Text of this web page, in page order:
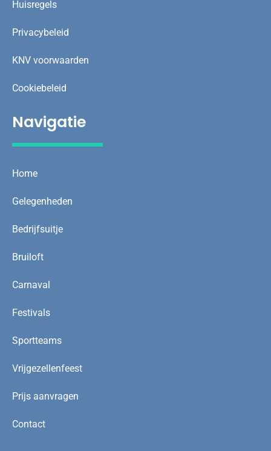
Huisregels
Privacybeleid
KNV voorwaarden
Cookiebeleid
Navigatie
Home
Gelegenheden
Bedrijfsuitje
Bruiloft
Carnaval
Festivals
Sportteams
Vrijgezellenfeest
Prijs aanvragen
Contact